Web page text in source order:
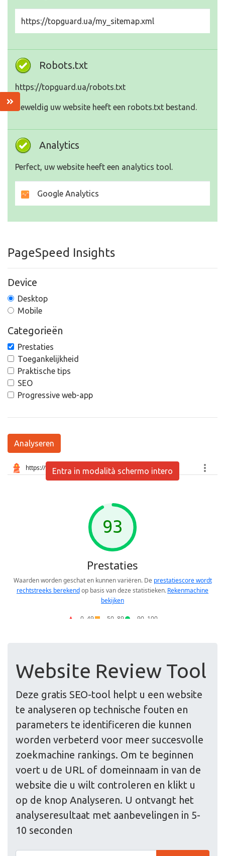
https://topguard.ua/my_sitemap.xml
Robots.txt
https://topguard.ua/robots.txt
Geweldig uw website heeft een robots.txt bestand.
Analytics
Perfect, uw website heeft een analytics tool.
Google Analytics
PageSpeed Insights
Device
Desktop
Mobile
Categorieën
Prestaties
Toegankelijkheid
Praktische tips
SEO
Progressive web-app
Analyseren
Entra in modalità schermo intero
Website Review Tool
Deze gratis SEO-tool helpt u een website
te analyseren op technische fouten en
parameters te identificeren die kunnen
worden verbeterd voor meer succesvolle
zoekmachine rankings. Om te beginnen
voert u de URL of domeinnaam in van de
website die u wilt controleren en klikt u
op de knop Analyseren. U ontvangt het
analyseresultaat met aanbevelingen in 5-
10 seconden